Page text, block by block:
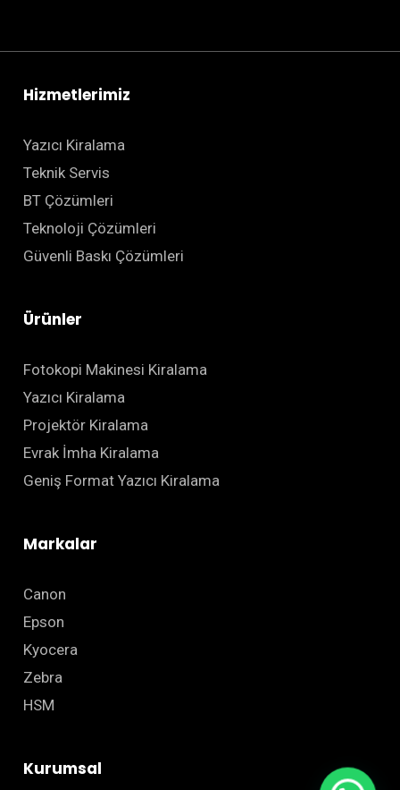
Hizmetlerimiz
Yazıcı Kiralama
Teknik Servis
BT Çözümleri
Teknoloji Çözümleri
Güvenli Baskı Çözümleri
Ürünler
Fotokopi Makinesi Kiralama
Yazıcı Kiralama
Projektör Kiralama
Evrak İmha Kiralama
Geniş Format Yazıcı Kiralama
Markalar
Canon
Epson
Kyocera
Zebra
HSM
Kurumsal